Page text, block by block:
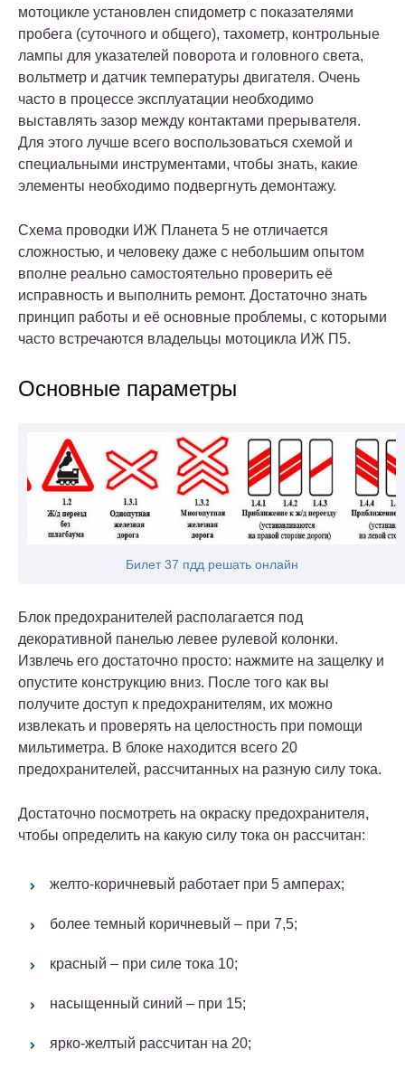
мотоцикле установлен спидометр с показателями
пробега (суточного и общего), тахометр, контрольные
лампы для указателей поворота и головного света,
вольтметр и датчик температуры двигателя. Очень
часто в процессе эксплуатации необходимо
выставлять зазор между контактами прерывателя.
Для этого лучше всего воспользоваться схемой и
специальными инструментами, чтобы знать, какие
элементы необходимо подвергнуть демонтажу.
Схема проводки ИЖ Планета 5 не отличается
сложностью, и человеку даже с небольшим опытом
вполне реально самостоятельно проверить её
исправность и выполнить ремонт. Достаточно знать
принцип работы и её основные проблемы, с которыми
часто встречаются владельцы мотоцикла ИЖ П5.
Основные параметры
Билет 37 пдд решать онлайн
Блок предохранителей располагается под
декоративной панелью левее рулевой колонки.
Извлечь его достаточно просто: нажмите на защелку и
опустите конструкцию вниз. После того как вы
получите доступ к предохранителям, их можно
извлекать и проверять на целостность при помощи
мильтиметра. В блоке находится всего 20
предохранителей, рассчитанных на разную силу тока.
Достаточно посмотреть на окраску предохранителя,
чтобы определить на какую силу тока он рассчитан:
желто-коричневый работает при 5 амперах;
более темный коричневый – при 7,5;
красный – при силе тока 10;
насыщенный синий – при 15;
ярко-желтый рассчитан на 20;